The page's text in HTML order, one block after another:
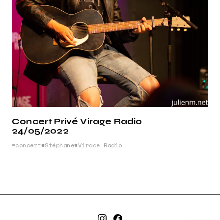
Concert Privé Virage Radio
24/05/2022
concert Stéphane Virage Radio